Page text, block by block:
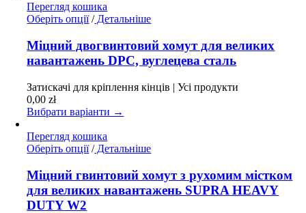
Перегляд кошика
Оберіть опції Цей
має
кілька
варіантів.
можна
на
товару
/Детальніше
Міцний двогвинтовий хомут для великих
навантажень DPC, вуглецева сталь
Затискачі для кріплення кінців | Усі продукти
0,00zł
Вибрати варіанти →
Перегляд кошика
Оберіть опції Цей
має
кілька
варіантів.
/Детальніше
Міцний гвинтовий хомут з рухомим містком
для великих навантажень SUPRA HEAVY
DUTY W2